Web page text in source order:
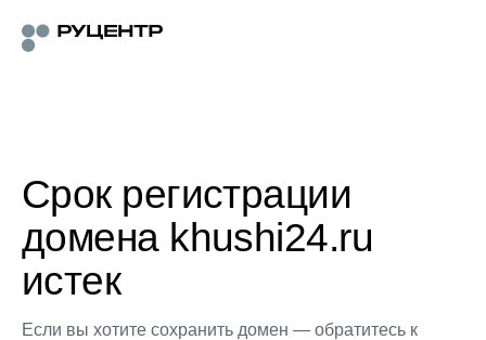
Срок регистрации
домена khushi24.ru
истек
Если вы хотите сохранить домен — обратитесь к